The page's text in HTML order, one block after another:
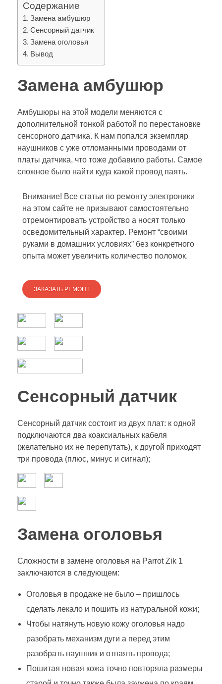
Содержание
Замена амбушюр
Сенсорный датчик
Замена оголовья
Вывод
Замена амбушюр
Амбушюры на этой модели меняются с
дополнительной тонкой работой по перестановке
сенсорного датчика. К нам попался экземпляр
наушников с уже отломанными проводами от
платы датчика, что тоже добавило работы. Самое
сложное было найти куда какой провод паять.
Внимание! Все статьи по ремонту электроники
на этом сайте не призывают самостоятельно
отремонтировать устройство а носят только
осведомительный характер. Ремонт “своими
руками в домашних условиях” без конкретного
опыта может увеличить количество поломок.
ЗАКАЗАТЬ РЕМОНТ
Сенсорный датчик
Сенсорный датчик состоит из двух плат: к одной
подключаются два коаксиальных кабеля
(желательно их не перепутать), к другой приходят
три провода (плюс, минус и сигнал);
Замена оголовья
Сложности в замене оголовья на Parrot Zik 1
заключаются в следующем:
Оголовья в продаже не было – пришлось
сделать лекало и пошить из натуральной кожи;
Чтобы натянуть новую кожу оголовья надо
разобрать механизм дуги а перед этим
разобрать наушник и отпаять провода;
Пошитая новая кожа точно повторяла размеры